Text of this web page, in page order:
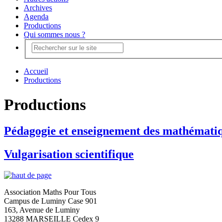
Archives
Agenda
Productions
Qui sommes nous ?
Accueil
Productions
Productions
Pédagogie et enseignement des
Vulgarisation scientifique
Association Maths Pour Tous
Campus de Luminy Case 901
163, Avenue de Luminy
13288 MARSEILLE Cedex 9